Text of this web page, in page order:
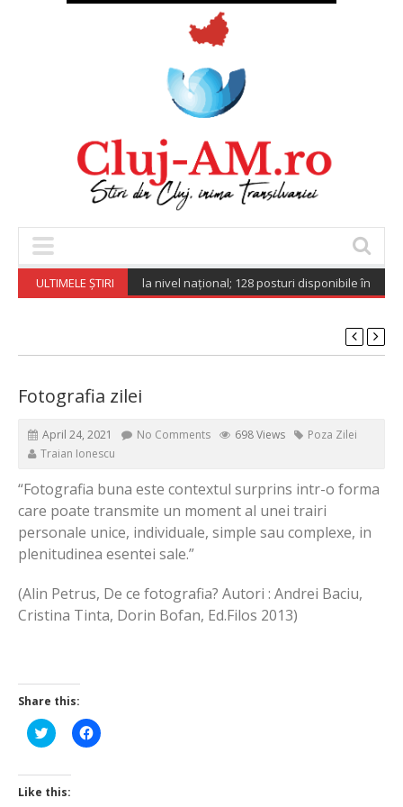
ULTIMELE ȘTIRI
de muncă vacante la nivel național; 128 posturi disponibile în Spațiul
Fotografia zilei
April 24, 2021 No Comments 698 Views
Poza Zilei
Traian Ionescu
“Fotografia buna este contextul surprins intr-o forma
care poate transmite un moment al unei trairi
personale unice, individuale, simple sau complexe, in
plenitudinea esentei sale.”
(Alin Petrus, De ce fotografia? Autori : Andrei Baciu,
Cristina Tinta, Dorin Bofan, Ed.Filos 2013)
Share this:
Click
to
Twitter
(Opens
in
Click
to
Like this: